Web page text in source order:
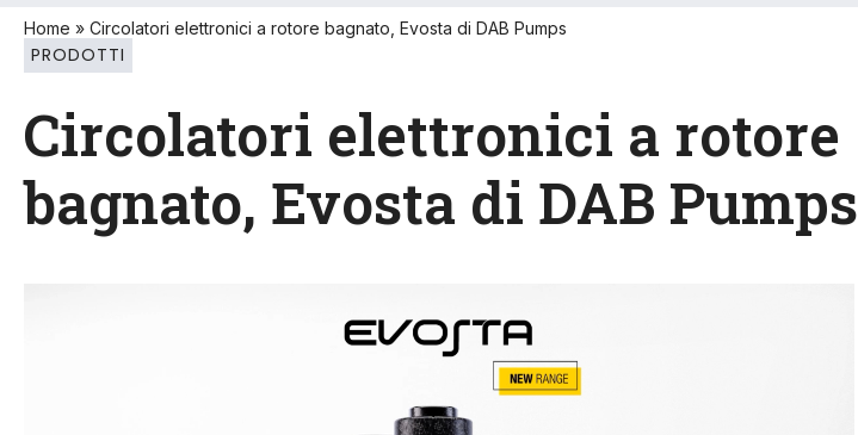
Home » Circolatori elettronici a rotore bagnato, Evosta di DAB Pumps
PRODOTTI
Circolatori elettronici a rotore
bagnato, Evosta di DAB Pumps